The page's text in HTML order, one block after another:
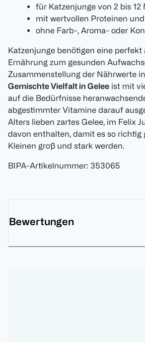
für Katzenjunge von 2 bis 12
mit wertvollen Proteinen
ohne Farb-, Aroma- oder
Katzenjunge benötigen eine perfekt
Ernährung zum gesunden
Zusammenstellung der Nährwerte
Gemischte Vielfalt in Gelee ist mit
auf die Bedürfnisse
abgestimmter Vitamine darauf
Alters lieben zartes Gelee, im Felix
davon enthalten, damit es so
Kleinen groß und stark werden.
BIPA-Artikelnummer: 353065
Bewertungen